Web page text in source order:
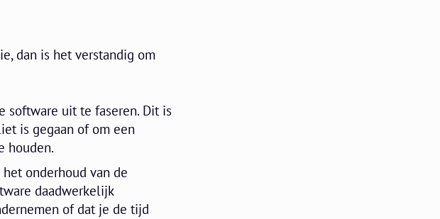
dan is het verstandig om
software uit te faseren. Dit is
is gegaan of om een
houden.
onderhoud van de
daadwerkelijk
of dat je de tijd